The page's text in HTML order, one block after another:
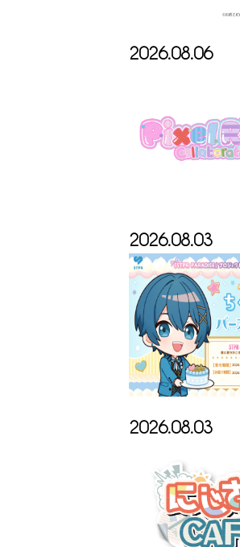
2026.08.06
2026.08.03
2026.08.03